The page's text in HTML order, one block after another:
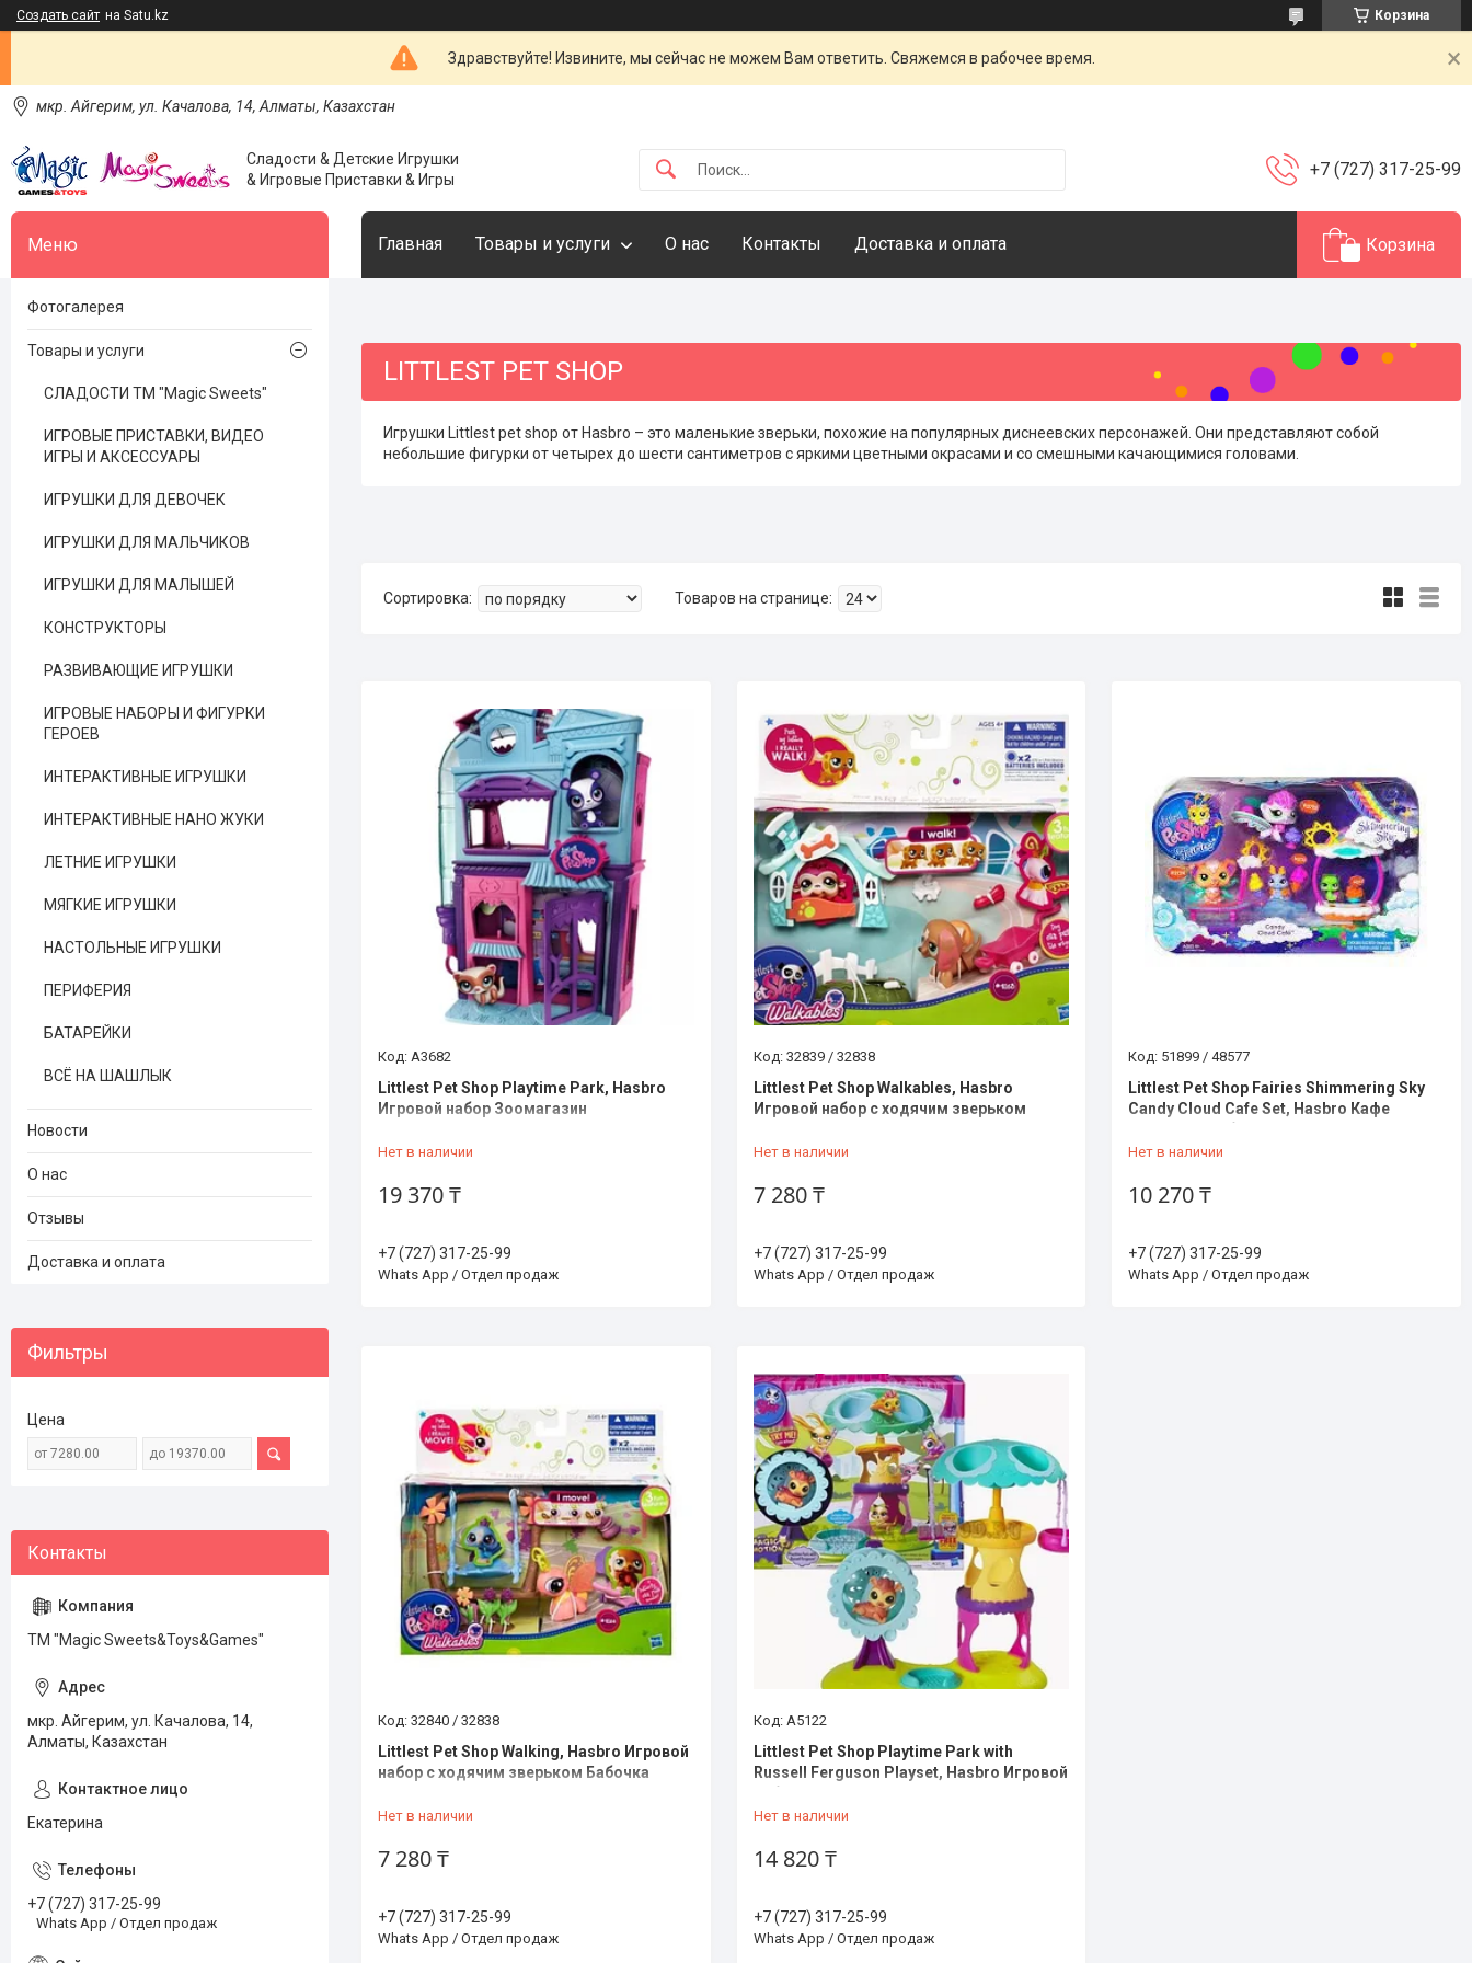
Создать сайт на Satu.kz Корзина
Здравствуйте! Извините, мы сейчас не можем Вам ответить. Свяжемся в рабочее время.
мкр. Айгерим, ул. Качалова, 14, Алматы, Казахстан
Сладости & Детские Игрушки
& Игровые Приставки & Игры
+7 (727) 317-25-99
Главная Товары и услуги О нас Контакты Доставка и оплата Корзина
LITTLEST PET SHOP
Игрушки Littlest pet shop от Hasbro – это маленькие зверьки, похожие на популярных диснеевских персонажей. Они представляют собой
небольшие фигурки от четырех до шести сантиметров с яркими цветными окрасами и со смешными качающимися головами.
A3682
Littlest Pet Shop Playtime Park, Hasbro
Игровой набор Зоомагазин
Нет в наличии
19 370 ₸
+7 (727) 317-25-99
Whats App / Отдел продаж
32839 / 32838
Littlest Pet Shop Walkables, Hasbro
Игровой набор с ходячим зверьком
Нет в наличии
7 280 ₸
+7 (727) 317-25-99
Whats App / Отдел продаж
51899 / 48577
Littlest Pet Shop Fairies Shimmering Sky
Candy Cloud Cafe Set, Hasbro Кафе
Нет в наличии
10 270 ₸
+7 (727) 317-25-99
Whats App / Отдел продаж
32840 / 32838
Littlest Pet Shop Walking, Hasbro Игровой
набор с ходячим зверьком Бабочка
Нет в наличии
7 280 ₸
+7 (727) 317-25-99
Whats App / Отдел продаж
A5122
Littlest Pet Shop Playtime Park with
Russell Ferguson Playset, Hasbro Игровой
Нет в наличии
14 820 ₸
+7 (727) 317-25-99
Whats App / Отдел продаж
Фотогалерея
Товары и услуги
СЛАДОСТИ ТМ "Magic Sweets"
ИГРОВЫЕ ПРИСТАВКИ, ВИДЕО
ИГРЫ И АКСЕССУАРЫ
ИГРУШКИ ДЛЯ ДЕВОЧЕК
ИГРУШКИ ДЛЯ МАЛЬЧИКОВ
ИГРУШКИ ДЛЯ МАЛЫШЕЙ
КОНСТРУКТОРЫ
РАЗВИВАЮЩИЕ ИГРУШКИ
ИГРОВЫЕ НАБОРЫ И ФИГУРКИ
ГЕРОЕВ
ИНТЕРАКТИВНЫЕ ИГРУШКИ
ИНТЕРАКТИВНЫЕ НАНО ЖУКИ
ЛЕТНИЕ ИГРУШКИ
МЯГКИЕ ИГРУШКИ
НАСТОЛЬНЫЕ ИГРУШКИ
ПЕРИФЕРИЯ
БАТАРЕЙКИ
ВСЁ НА ШАШЛЫК
Новости
О нас
Отзывы
Доставка и оплата
Фильтры
Цена
ТМ "Magic Sweets&Toys&Games"
мкр. Айгерим, ул. Качалова, 14,
Алматы, Казахстан
Екатерина
+7 (727) 317-25-99
Whats App / Отдел продаж